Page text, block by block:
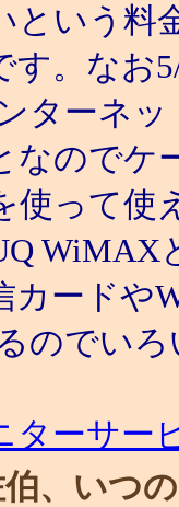
という料
す。なお
ターネ
なのでケ
使って使
カードや
のでい
ターサー
、いつ